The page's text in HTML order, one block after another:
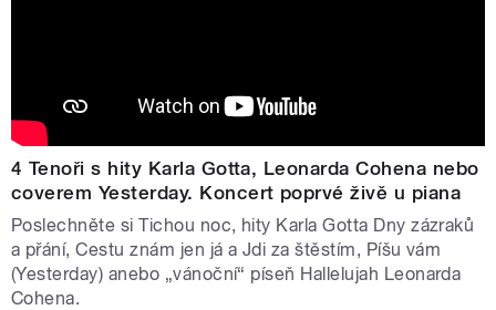
Na Štědrý den odvysílá stanice Vltava tradiční Rybovu
mši, D-dur nabídne Valašskou mši jitřní a slavnostní
Händelův anthem. Silvestrovský večer se ponese v
duchu Mozartovy opery Cosi fan tutte. Stanice Vltava 1.
ledna přináší tradiční přímý přenos Novoročního koncertu
Vídeňských filharmoniků.
4 Tenoři s hity Karla Gotta, Leonarda Cohena nebo
coverem Yesterday. Koncert poprvé živě u piana
Poslechněte si Tichou noc, hity Karla Gotta Dny zázraků
a přání, Cestu znám jen já a Jdi za štěstím, Píšu vám
(Yesterday) anebo „vánoční“ píseň Hallelujah Leonarda
Cohena.